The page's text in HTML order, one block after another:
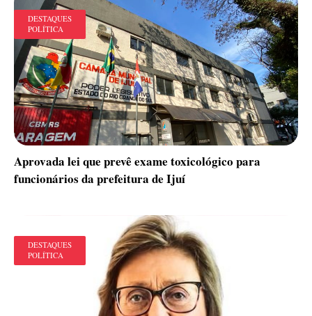
DESTAQUES
POLÍTICA
Aprovada lei que prevê exame toxicológico para
funcionários da prefeitura de Ijuí
DESTAQUES
POLÍTICA